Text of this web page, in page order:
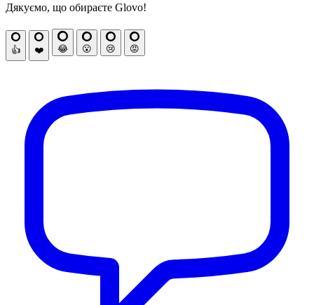
Дякуємо, що обираєте Glovo!
👍 ❤️ 😂 😮 😢 😡